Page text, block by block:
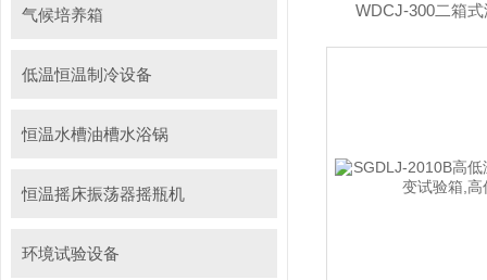
气候培养箱
低温恒温制冷设备
恒温水槽油槽水浴锅
恒温摇床振荡器摇瓶机
环境试验设备
WDCJ-300二箱